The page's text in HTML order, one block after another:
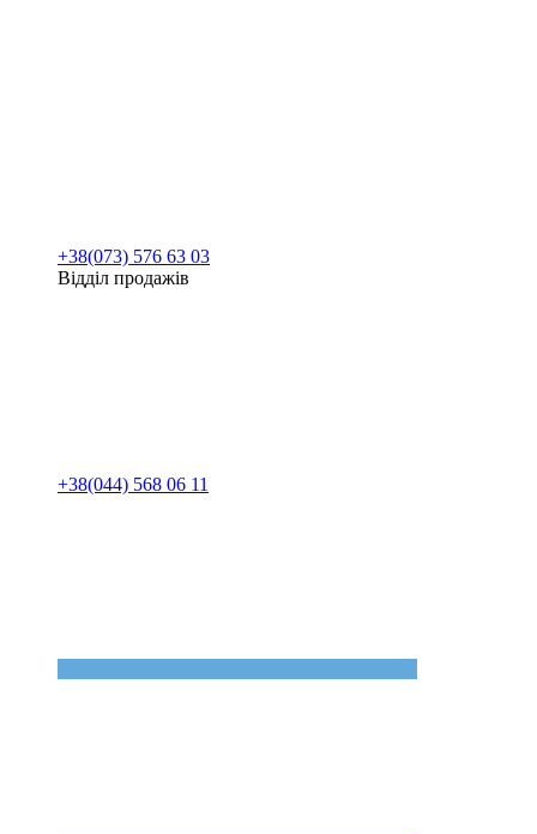
+38(073) 576 63 03
Відділ продажів
+38(044) 568 06 11